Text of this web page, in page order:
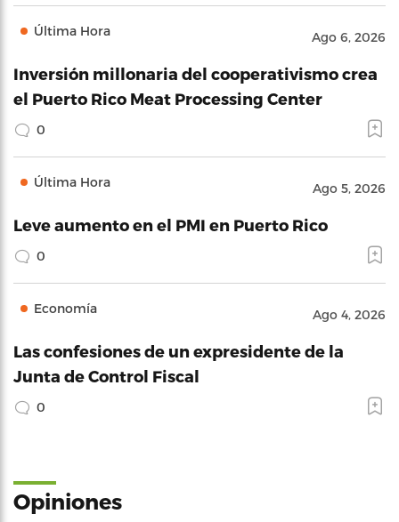
Última Hora Ago 6, 2026
Inversión millonaria del cooperativismo crea
el Puerto Rico Meat Processing Center
0
Última Hora Ago 5, 2026
Leve aumento en el PMI en Puerto Rico
0
Economía Ago 4, 2026
Las confesiones de un expresidente de la
Junta de Control Fiscal
0
Opiniones